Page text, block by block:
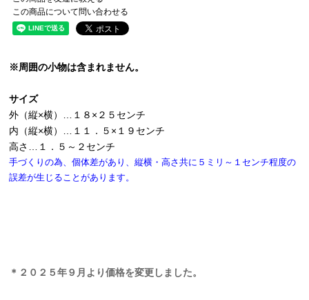
この商品について問い合わせる
※周囲の小物は含まれません。
サイズ
外（縦×横）…１８×２５センチ
内（縦×横）…１１．５×１９センチ
高さ…１．５～２センチ
手づくりの為、個体差があり、縦横・高さ共に５ミリ～１センチ程度の
誤差が生じることがあります。
＊２０２５年９月より価格を変更しました。